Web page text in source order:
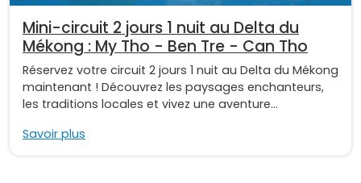
Mini-circuit 2 jours 1 nuit au Delta du
Mékong : My Tho - Ben Tre - Can Tho
Réservez votre circuit 2 jours 1 nuit au Delta du Mékong
maintenant ! Découvrez les paysages enchanteurs,
les traditions locales et vivez une aventure...
Savoir plus